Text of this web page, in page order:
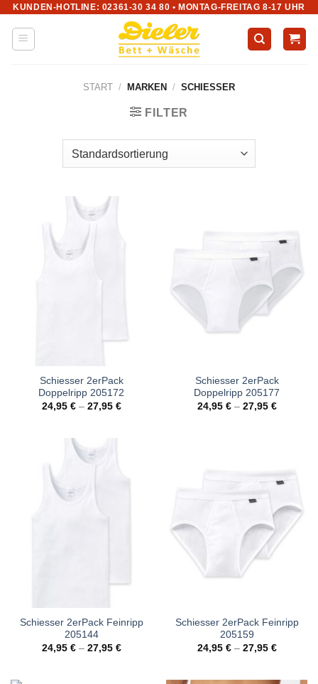
Zum
Inhalt
springen
KUNDEN-HOTLINE: 02361-30 34 80 • MONTAG-FREITAG 8-17 UHR
START / MARKEN / SCHIESSER
FILTER
Schiesser 2erPack
Doppelripp 205172
24,95 €– 27,95 €
Schiesser 2erPack
Doppelripp 205177
24,95 €– 27,95 €
Schiesser 2erPack Feinripp
205144
24,95 €– 27,95 €
Schiesser 2erPack Feinripp
205159
24,95 €– 27,95 €